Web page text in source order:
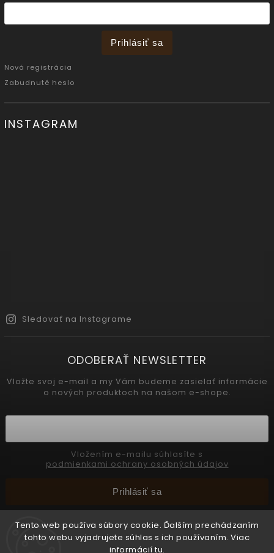
Tento web používa súbory cookie. Ďalším prechádzaním
tohto webu vyjadrujete súhlas s ich používaním. Viac
informácií tu.
Prihlásiť sa
Nová registrácia
Zabudnuté heslo
INSTAGRAM
Sledovať na Instagrame
ODOBERAŤ NEWSLETTER
Vložte svoj e-mail a my Vám budeme zasielať informácie
o nových produktoch na našom e-shope.
podmienkami ochrany osobných údajov
Prihlásiť sa
Copyright 2026INTERMEDIC SK. Všetky práva vyhradené.